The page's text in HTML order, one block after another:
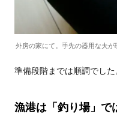
外房の家にて。手先の器用な夫が
準備段階までは順調でした
漁港は「釣り場」で